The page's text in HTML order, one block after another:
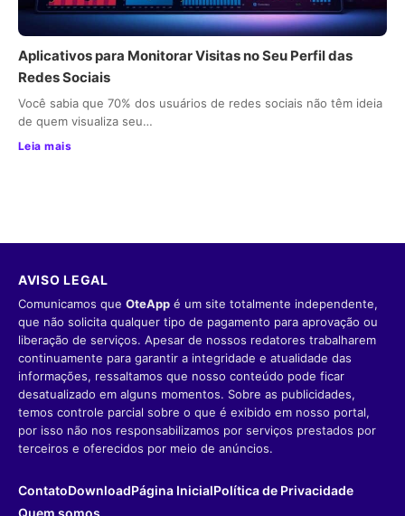
Aplicativos para Monitorar Visitas no Seu Perfil das
Redes Sociais
Você sabia que 70% dos usuários de redes sociais não têm ideia
de quem visualiza seu…
Leia mais
AVISO LEGAL
Comunicamos que OteApp é um site totalmente independente,
que não solicita qualquer tipo de pagamento para aprovação ou
liberação de serviços. Apesar de nossos redatores trabalharem
continuamente para garantir a integridade e atualidade das
informações, ressaltamos que nosso conteúdo pode ficar
desatualizado em alguns momentos. Sobre as publicidades,
temos controle parcial sobre o que é exibido em nosso portal,
por isso não nos responsabilizamos por serviços prestados por
terceiros e oferecidos por meio de anúncios.
ContatoDownloadPágina InicialPolítica de Privacidade